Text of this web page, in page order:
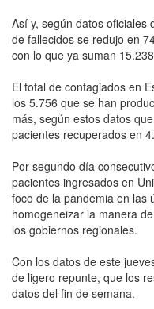
Así y, según datos oficiales
de fallecidos se redujo en
con lo que ya suman
El total de contagiados en
los 5.756 que se han
más, según estos datos
pacientes recuperados en
Por segundo día
pacientes ingresados en
foco de la pandemia en las
homogeneizar la manera
los gobiernos regionales.
Con los datos de este
de ligero repunte, que los
datos del fin de semana.